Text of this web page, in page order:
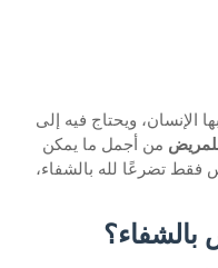
الإنسان، ويحتاج فيه إلى
من أجمل ما يمكن
فقط تضرعًا لله بالشفاء،
بالشفاء؟